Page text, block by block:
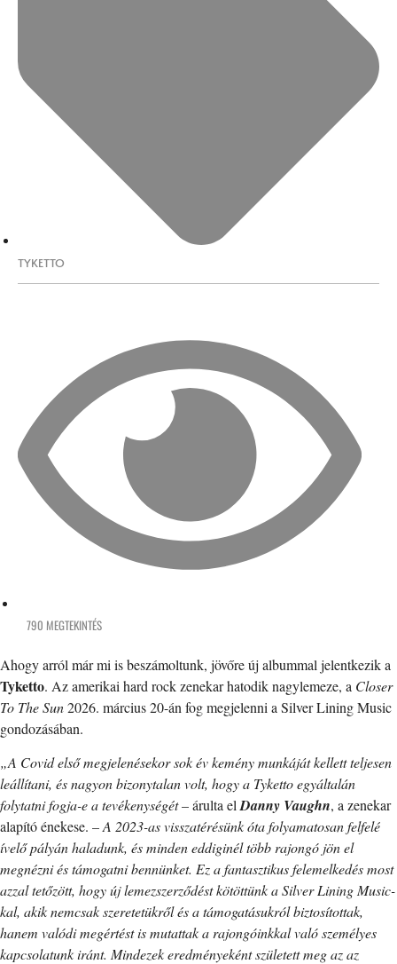
TYKETTO
790 MEGTEKINTÉS
Ahogy arról már mi is beszámoltunk, jövőre új albummal jelentkezik a
Tyketto. Az amerikai hard rock zenekar hatodik nagylemeze, a Closer
To The Sun2026. március 20-án fog megjelenni a Silver Lining Music
gondozásában.
„A Covid első megjelenésekor sok év kemény munkáját kellett teljesen
leállítani, és nagyon bizonytalan volt, hogy a Tyketto egyáltalán
folytatni fogja-e a tevékenységét– árulta el Danny Vaughn, a zenekar
alapító énekese. –A 2023-as visszatérésünk óta folyamatosan felfelé
ívelő pályán haladunk, és minden eddiginél több rajongó jön el
megnézni és támogatni bennünket. Ez a fantasztikus felemelkedés most
azzal tetőzött, hogy új lemezszerződést kötöttünk a Silver Lining Music-
kal, akik nemcsak szeretetükről és a támogatásukról biztosítottak,
hanem valódi megértést is mutattak a rajongóinkkal való személyes
kapcsolatunk iránt. Mindezek eredményeként született meg az az